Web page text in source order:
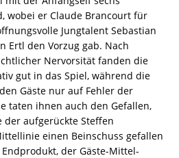
wobei er Claude Brancourt für
Jungtalent Sebastian
Ertl den Vorzug gab. Nach
Nervorsität fanden die
gut in das Spiel, während die
Gäste nur auf Fehler der
taten ihnen auch den Gefallen,
aufgerückte Steffen
einen Beinschuss gefallen
der Gäste-Mittel-